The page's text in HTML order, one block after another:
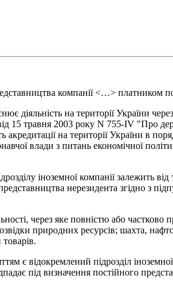
компанії <…> платником
діяльність на території України
15 травня 2003 року N 755-IV "Про
на території України в
влади з питань економічної
іноземної компанії залежить
нерезидента згідно з
через яке повністю або частково
природних ресурсів; шахта,
є відокремлений підрозділ
під визначення постійного